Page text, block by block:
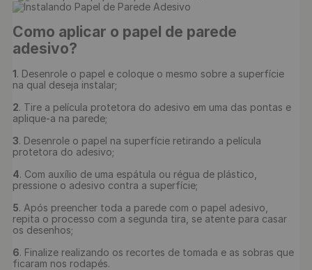
Como aplicar o papel de parede
adesivo?
1. Desenrole o papel e coloque o mesmo sobre a superfície
na qual deseja instalar;
2. Tire a película protetora do adesivo em uma das pontas e
aplique-a na parede;
3. Desenrole o papel na superfície retirando a película
protetora do adesivo;
4. Com auxílio de uma espátula ou régua de plástico,
pressione o adesivo contra a superfície;
5. Após preencher toda a parede com o papel adesivo,
repita o processo com a segunda tira, se atente para casar
os desenhos;
6. Finalize realizando os recortes de tomada e as sobras que
ficaram nos rodapés.